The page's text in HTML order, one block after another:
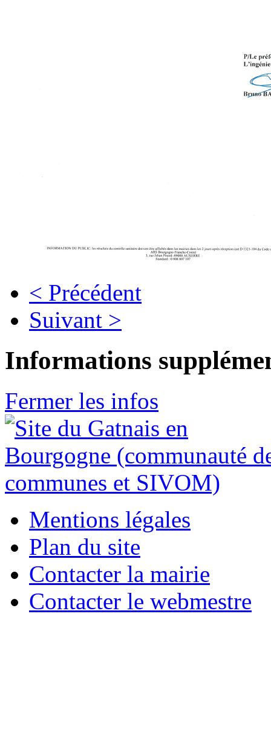
< Précédent
Suivant >
Informations
Fermer les infos
Mentions légales
Plan du site
Contacter la mairie
Contacter le webmestre